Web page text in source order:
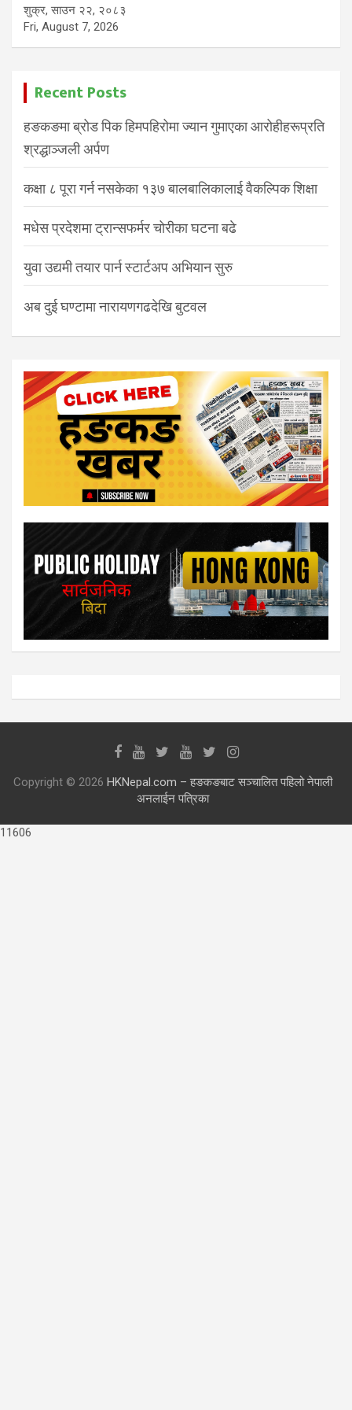
शुक्र, साउन २२, २०८३
Fri, August 7, 2026
Recent Posts
हङकङमा ब्रोड पिक हिमपहिरोमा ज्यान गुमाएका आरोहीहरूप्रति
श्रद्धाञ्जली अर्पण
कक्षा ८ पूरा गर्न नसकेका १३७ बालबालिकालाई वैकल्पिक शिक्षा
मधेस प्रदेशमा ट्रान्सफर्मर चोरीका घटना बढे
युवा उद्यमी तयार पार्न स्टार्टअप अभियान सुरु
अब दुई घण्टामा नारायणगढदेखि बुटवल
Copyright © 2026 HKNepal.com – हङकङबाट सञ्चालित पहिलो नेपाली
अनलाईन पत्रिका
11606